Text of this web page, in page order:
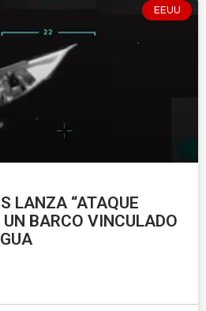
EEUU
LANZA “ATAQUE
BARCO VINCULADO